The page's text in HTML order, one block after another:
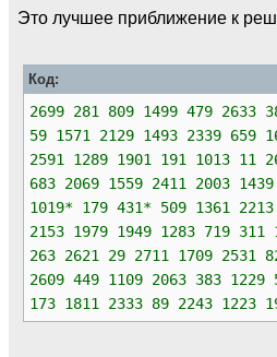
Это лучшее приближение к
Код:
2699 281 809 1499 479 2633
59 1571 2129 1493 2339 659
2591 1289 1901 191 1013 11
683 2069 1559 2411 2003
1019* 179 431* 509 1361
2153 1979 1949 1283 719 311
263 2621 29 2711 1709 2531
2609 449 1109 2063 383 1229
173 1811 2333 89 2243 1223